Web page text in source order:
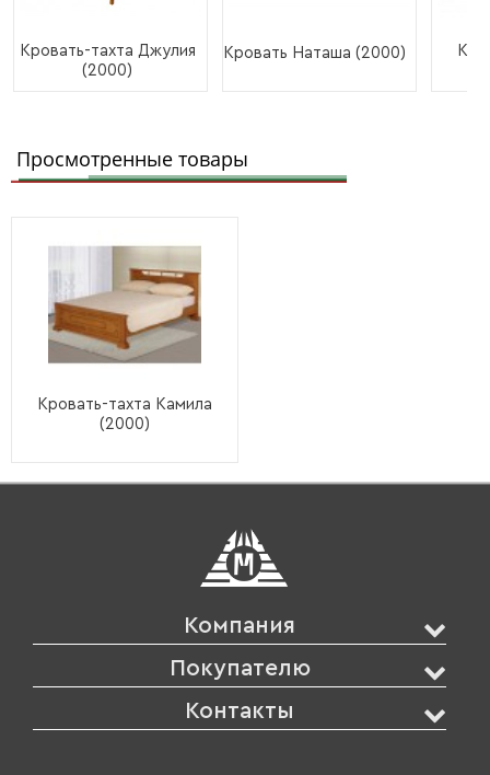
Кровать-тахта Джулия
(2000)
Кровать Наташа (2000)
Просмотренные товары
Кровать-тахта Камила
(2000)
Компания
Покупателю
Контакты